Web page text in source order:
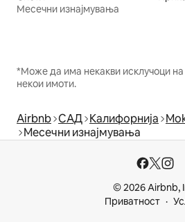
Месечни изнајмувања
*Може да има некакви исклучоци
некои имоти.
Airbnb САД Калифорнија
Месечни изнајмувања
© 2026 Airbnb,
Приватност